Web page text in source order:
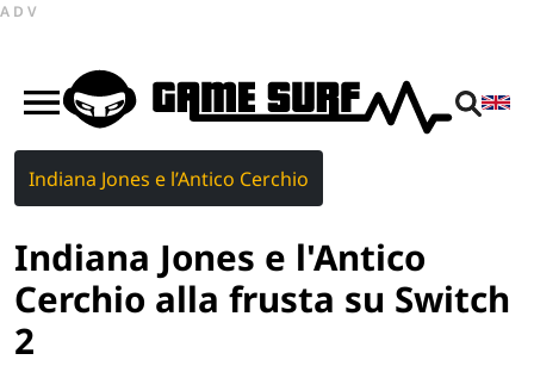
ADV
Indiana Jones e l’Antico Cerchio
Indiana Jones e l'Antico
Cerchio alla frusta su Switch
2